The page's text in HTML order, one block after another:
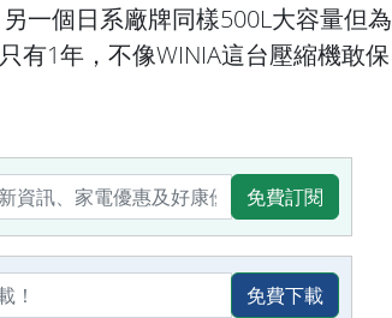
一個日系廠牌同樣500L大容量但為
有1年，不像WINIA這台壓縮機敢保
免費訂閱
免費下載